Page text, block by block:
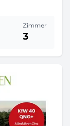
Zimmer
3